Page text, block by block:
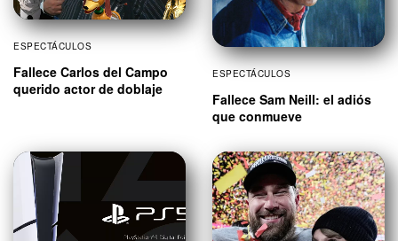
ESPECTÁCULOS
Fallece Carlos del Campo
querido actor de doblaje
ESPECTÁCULOS
Fallece Sam Neill: el adiós
que conmueve